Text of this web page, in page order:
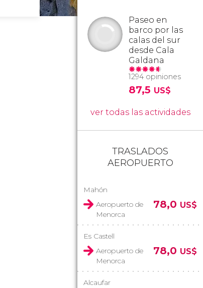
Paseo en
barco por las
calas del sur
desde Cala
Galdana
1294 opiniones
87,5 US$
ver todas las actividades
TRASLADOS
AEROPUERTO
Mahón
Aeropuerto de
Menorca
78,0 US$
Es Castell
Aeropuerto de
Menorca
78,0 US$
Alcaufar